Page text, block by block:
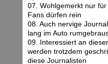
07. Wohlgemerkt nur
Fans dürfen rein
08. Auch nervige
lang im Auto
09. Interessiert an
werden trotzdem
diese Journalisten